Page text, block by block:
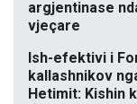
argjentinase
vjeçare
Ish-efektivi i
kallashnikov
Hetimit: Kishin